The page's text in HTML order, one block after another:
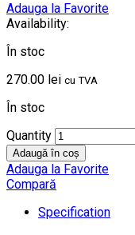
Adauga la Favorite
Availability:
În stoc
270.00 lei cu TVA
În stoc
Quantity
Adaugă în coș
Adauga la Favorite
Compară
Specification